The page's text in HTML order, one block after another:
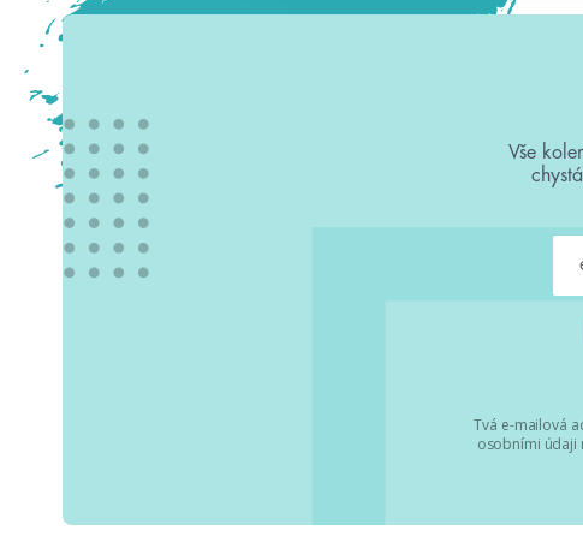
Vše
Tvá e-mailová
osobními údaji